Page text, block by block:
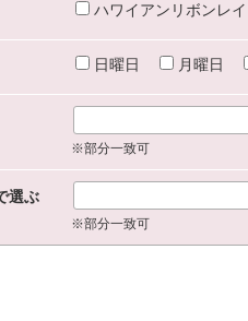
ハワイアンリボンレイ
日曜日 月曜日
※部分一致可
選ぶ
※部分一致可